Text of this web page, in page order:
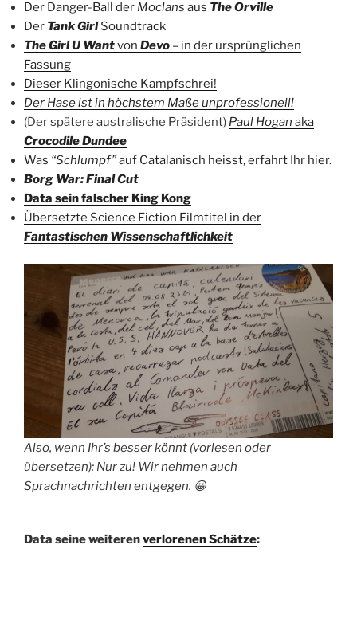
Der Danger-Ball der Moclans aus The Orville
Der Tank GirlSoundtrack
The Girl U Wantvon Devo – in der ursprünglichen
Fassung
Dieser Klingonische Kampfschrei!
Der Hase ist in höchstem Maße unprofessionell!
(Der spätere australische Präsident) Paul Hogan aka
Crocodile Dundee
Was “Schlumpf”auf Catalanisch heisst, erfahrt Ihr hier.
Borg War: Final Cut
Data sein falscher King Kong
Übersetzte Science Fiction Filmtitel in der
Fantastischen Wissenschaftlichkeit
Also, wenn Ihr’s besser könnt (vorlesen oder
übersetzen): Nur zu! Wir nehmen auch
Sprachnachrichten entgegen. 😀
Data seine weiterenverlorenen Schätze: